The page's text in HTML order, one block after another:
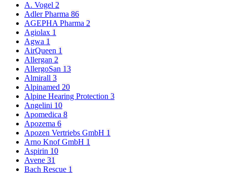
A. Vogel 2
Adler Pharma 86
AGEPHA Pharma 2
Agiolax 1
Agwa 1
AirQueen 1
Allergan 2
AllergoSan 13
Almirall 3
Alpinamed 20
Alpine Hearing Protection 3
Angelini 10
Apomedica 8
Apozema 6
Apozen Vertriebs GmbH 1
Arno Knof GmbH 1
Aspirin 10
Avene 31
Bach Rescue 1